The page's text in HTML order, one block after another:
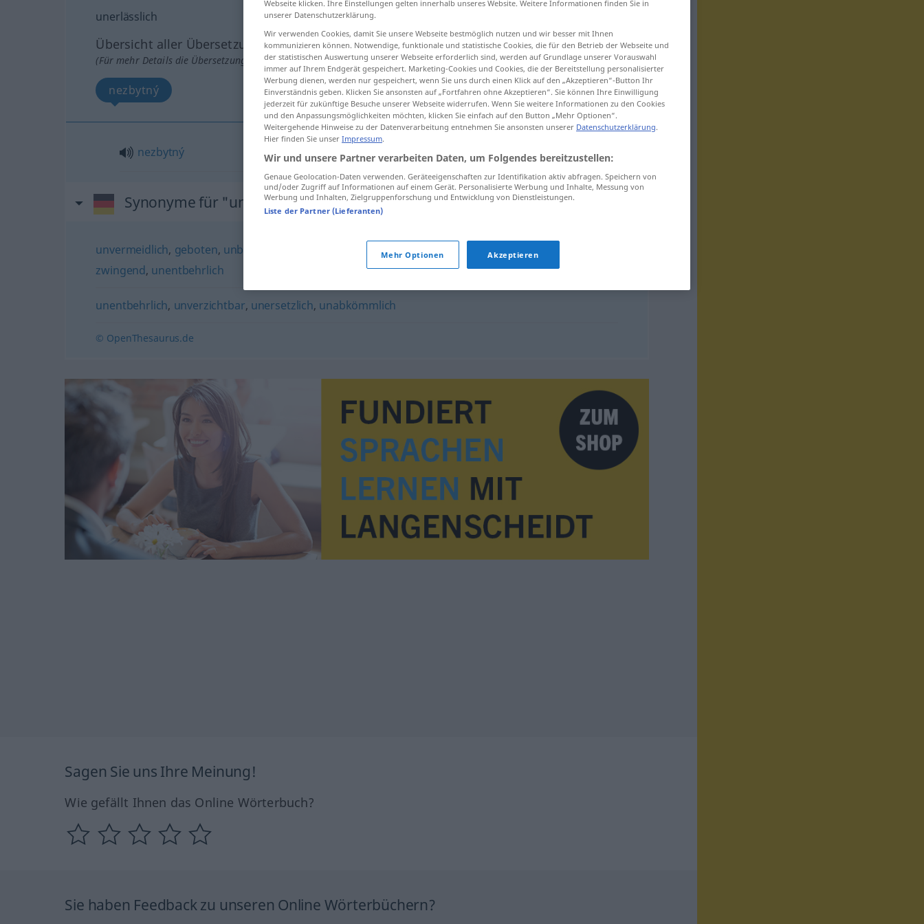
unerlässlich
Übersicht aller Übersetzungen
(Für mehr Details die Übersetzung anklicken/antippen)
nezbytný
nezbytný unerlässlich
Synonyme für "unerlässlich"
unvermeidlich, geboten, unbedingt erforderlich unausweichlich
zwingend, unentbehrlich
unentbehrlich, unverzichtbar, unersetzlich, unabkömmlich
© OpenThesaurus.de
Sagen Sie uns Ihre Meinung!
Wie gefällt Ihnen das Online Wörterbuch?
Sie haben Feedback zu unseren Online Wörterbüchern?
Webseite klicken. Ihre Einstellungen gelten innerhalb unseres Website. Weitere Informationen finden Sie in
unserer Datenschutzerklärung.
Wir verwenden Cookies, damit Sie unsere Webseite bestmöglich nutzen und wir besser mit Ihnen
kommunizieren können. Notwendige, funktionale und statistische Cookies, die für den Betrieb der Webseite und
der statistischen Auswertung unserer Webseite erforderlich sind, werden auf Grundlage unserer Vorauswahl
immer auf Ihrem Endgerät gespeichert. Marketing-Cookies und Cookies, die der Bereitstellung personalisierter
Werbung dienen, werden nur gespeichert, wenn Sie uns durch einen Klick auf den „Akzeptieren“-Button Ihr
Einverständnis geben. Klicken Sie ansonsten auf „Fortfahren ohne Akzeptieren“. Sie können Ihre Einwilligung
jederzeit für zukünftige Besuche unserer Webseite widerrufen. Wenn Sie weitere Informationen zu den Cookies
und den Anpassungsmöglichkeiten möchten, klicken Sie einfach auf den Button „Mehr Optionen“.
Weitergehende Hinweise zu der Datenverarbeitung entnehmen Sie ansonsten unserer Datenschutzerklärung.
Hier finden Sie unser Impressum.
Wir und unsere Partner verarbeiten Daten, um Folgendes bereitzustellen:
Genaue Geolocation-Daten verwenden. Geräteeigenschaften zur Identifikation aktiv abfragen. Speichern von
und/oder Zugriff auf Informationen auf einem Gerät. Personalisierte Werbung und Inhalte, Messung von
Werbung und Inhalten, Zielgruppenforschung und Entwicklung von Dienstleistungen.
Liste der Partner (Lieferanten)
Mehr Optionen Akzeptieren